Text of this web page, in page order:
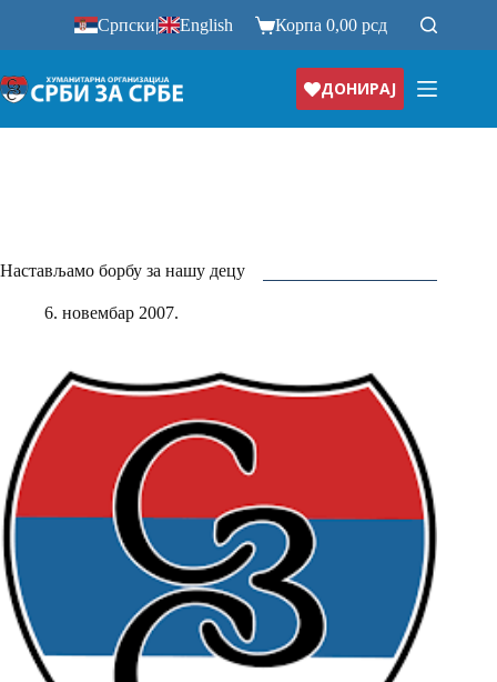
Српски| English Корпа0,00рсд
ДОНИРАЈ
Настављамо борбу за нашу децу
6. новембар 2007.